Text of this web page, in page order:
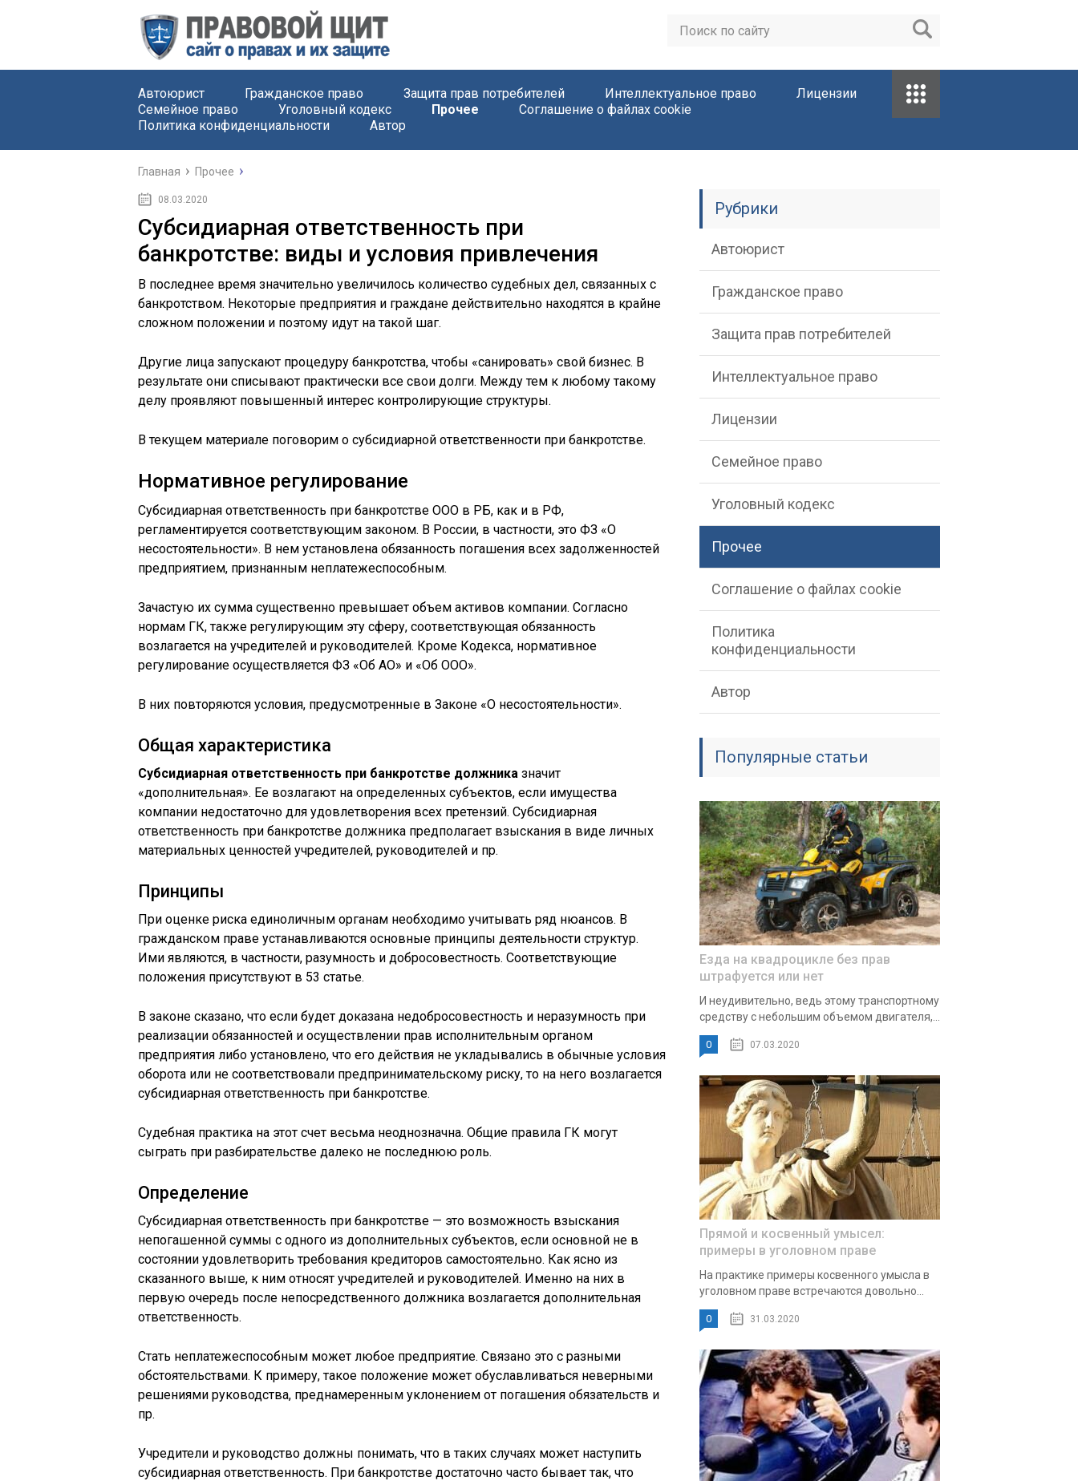
Автоюрист Гражданское право Защита прав потребителей Интеллектуальное право
Лицензии
Семейное право
Уголовный кодекс Прочее
Соглашение о файлах cookie
Политика конфиденциальности
Автор
Главная Прочее
08.03.2020
Субсидиарная ответственность при
банкротстве: виды и условия привлечения
В последнее время значительно увеличилось количество судебных дел, связанных с
банкротством. Некоторые предприятия и граждане действительно находятся в крайне
сложном положении и поэтому идут на такой шаг.
Другие лица запускают процедуру банкротства, чтобы «санировать» свой бизнес. В
результате они списывают практически все свои долги. Между тем к любому такому
делу проявляют повышенный интерес контролирующие структуры.
В текущем материале поговорим о субсидиарной ответственности при банкротстве.
Нормативное регулирование
Субсидиарная ответственность при банкротстве ООО в РБ, как и в РФ,
регламентируется соответствующим законом. В России, в частности, это ФЗ «О
несостоятельности». В нем установлена обязанность погашения всех задолженностей
предприятием, признанным неплатежеспособным.
Зачастую их сумма существенно превышает объем активов компании. Согласно
нормам ГК, также регулирующим эту сферу, соответствующая обязанность
возлагается на учредителей и руководителей. Кроме Кодекса, нормативное
регулирование осуществляется ФЗ «Об АО» и «Об ООО».
В них повторяются условия, предусмотренные в Законе «О несостоятельности».
Общая характеристика
Субсидиарная ответственность при банкротстве должника значит
«дополнительная». Ее возлагают на определенных субъектов, если имущества
компании недостаточно для удовлетворения всех претензий. Субсидиарная
ответственность при банкротстве должника предполагает взыскания в виде личных
материальных ценностей учредителей, руководителей и пр.
Принципы
При оценке риска единоличным органам необходимо учитывать ряд нюансов. В
гражданском праве устанавливаются основные принципы деятельности структур.
Ими являются, в частности, разумность и добросовестность. Соответствующие
положения присутствуют в 53 статье.
В законе сказано, что если будет доказана недобросовестность и неразумность при
реализации обязанностей и осуществлении прав исполнительным органом
предприятия либо установлено, что его действия не укладывались в обычные условия
оборота или не соответствовали предпринимательскому риску, то на него возлагается
субсидиарная ответственность при банкротстве.
Судебная практика на этот счет весьма неоднозначна. Общие правила ГК могут
сыграть при разбирательстве далеко не последнюю роль.
Определение
Субсидиарная ответственность при банкротстве — это возможность взыскания
непогашенной суммы с одного из дополнительных субъектов, если основной не в
состоянии удовлетворить требования кредиторов самостоятельно. Как ясно из
сказанного выше, к ним относят учредителей и руководителей. Именно на них в
первую очередь после непосредственного должника возлагается дополнительная
ответственность.
Стать неплатежеспособным может любое предприятие. Связано это с разными
обстоятельствами. К примеру, такое положение может обуславливаться неверными
решениями руководства, преднамеренным уклонением от погашения обязательств и
пр.
Учредители и руководство должны понимать, что в таких случаях может наступить
субсидиарная ответственность. При банкротстве достаточно часто бывает так, что
Рубрики
Автоюрист
Гражданское право
Защита прав потребителей
Интеллектуальное право
Лицензии
Семейное право
Уголовный кодекс
Прочее
Соглашение о файлах cookie
Политика
конфиденциальности
Автор
Популярные статьи
Езда на квадроцикле без прав
штрафуется или нет
И неудивительно, ведь этому транспортному
средству с небольшим объемом двигателя,...
0 07.03.2020
Прямой и косвенный умысел:
примеры в уголовном праве
На практике примеры косвенного умысла в
уголовном праве встречаются довольно...
0 31.03.2020